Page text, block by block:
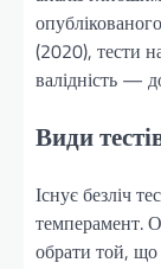
(2020), тести
валідність —
Види
Існує безліч
темперамент.
обрати той, що